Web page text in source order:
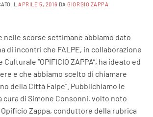
IL APRILE 5, 2016 DAGIORGIO ZAPPA
nelle scorse settimane abbiamo dato
di incontri che FALPE, in collaborazione
Culturale “OPIFICIO ZAPPA”, ha ideato ed
e che abbiamo scelto di chiamare
della Città Falpe”. Pubblichiamo le
di Simone Consonni, volto noto
Opificio Zappa, conduttore della rubrica